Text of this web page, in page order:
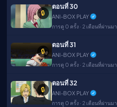
🔒
ตอนที่ 30
ANI-BOX PLAY
การดู 0 ครั้ง · 2 เดือนที่ผ่านมา
🔒
ตอนที่ 31
ANI-BOX PLAY
การดู 0 ครั้ง · 2 เดือนที่ผ่านมา
🔒
ตอนที่ 32
ANI-BOX PLAY
การดู 0 ครั้ง · 2 เดือนที่ผ่านมา